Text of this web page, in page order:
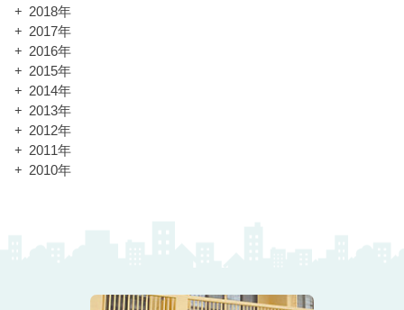
2018年
2017年
2016年
2015年
2014年
2013年
2012年
2011年
2010年